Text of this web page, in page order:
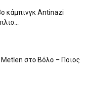
κάμπινγκ Antinazi
στο Βόλο – Ποιος